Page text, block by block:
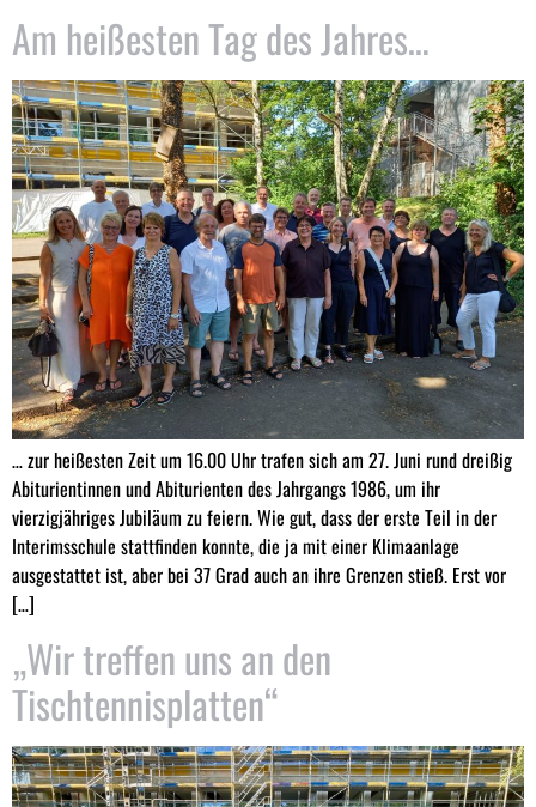
Am heißesten Tag des Jahres…
… zur heißesten Zeit um 16.00 Uhr trafen sich am 27. Juni rund dreißig
Abiturientinnen und Abiturienten des Jahrgangs 1986, um ihr
vierzigjähriges Jubiläum zu feiern. Wie gut, dass der erste Teil in der
Interimsschule stattfinden konnte, die ja mit einer Klimaanlage
ausgestattet ist, aber bei 37 Grad auch an ihre Grenzen stieß. Erst vor
[…]
„Wir treffen uns an den
Tischtennisplatten“